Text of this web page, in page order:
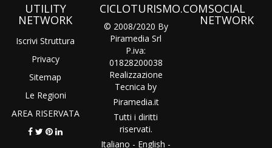
UTILITY
NETWORK
Iscrivi Struttura
Privacy
Sitemap
Le Regioni
AREA RISERVATA
CICLOTURISMO.COM
© 2008/2020 By
Piramedia Srl
P.iva:
01828200038
Realizzazione
Tecnica by
Piramedia.it
Tutti i diritti
riservati.
Italiano - English -
SOCIAL
NETWORK